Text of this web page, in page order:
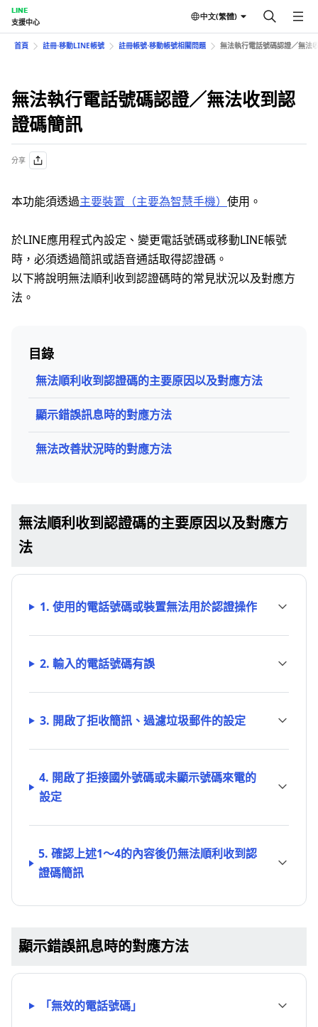
LINE
支援中心
中文(繁體)
首頁 註冊⋅移動LINE帳號 註冊帳號⋅移動帳號相關問題 無法執行電話號碼認證／無法
無法執行電話號碼認證／無法收到認
證碼簡訊
分享
本功能須透過主要裝置（主要為智慧手機） 使用。
於LINE應用程式內設定、變更電話號碼或移動LINE帳號
時，必須透過簡訊或語音通話取得認證碼。
以下將說明無法順利收到認證碼時的常見狀況以及對應方
法。
目錄
無法順利收到認證碼的主要原因以及對應方法
顯示錯誤訊息時的對應方法
無法改善狀況時的對應方法
無法順利收到認證碼的主要原因以及對應方
法
1. 使用的電話號碼或裝置無法用於認證操作
2. 輸入的電話號碼有誤
3. 開啟了拒收簡訊、過濾垃圾郵件的設定
4. 開啟了拒接國外號碼或未顯示號碼來電的
設定
5. 確認上述1～4的內容後仍無法順利收到認
證碼簡訊
顯示錯誤訊息時的對應方法
「無效的電話號碼」